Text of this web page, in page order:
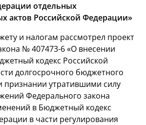
отдельных
актов Российской Федерации»
и налогам рассмотрел проект
№407473-6«О внесении
кодекс Российской
долгосрочного бюджетного
признании утратившими силу
Федерального закона
в Бюджетный кодекс
в части регулирования